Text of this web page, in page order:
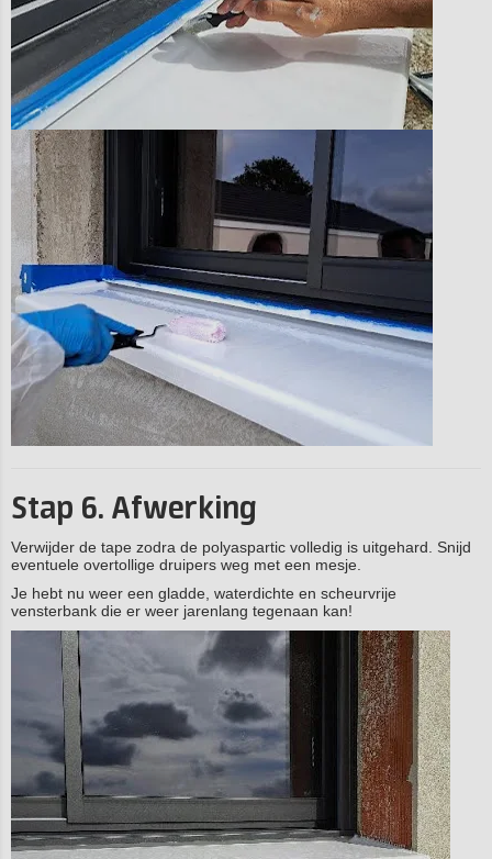
Stap 6. Afwerking
Verwijder de tape zodra de polyaspartic volledig is uitgehard. Snijd
eventuele overtollige druipers weg met een mesje.
Je hebt nu weer een gladde, waterdichte en scheurvrije
vensterbank die er weer jarenlang tegenaan kan!